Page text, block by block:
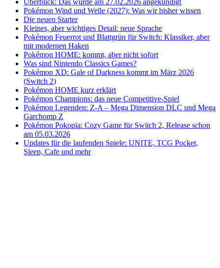
Pokémon Wind und Welle (2027): Was wir bisher wissen
Die neuen Starter
Kleines, aber wichtiges Detail: neue Sprache
Pokémon Feuerrot und Blattgrün für Switch: Klassiker, aber
mit modernen Haken
Pokémon HOME: kommt, aber nicht sofort
Was sind Nintendo Classics Games?
Pokémon XD: Gale of Darkness kommt im März 2026
(Switch 2)
Pokémon HOME kurz erklärt
Pokémon Champions: das neue Competitive-Spiel
Pokémon Legenden: Z-A – Mega Dimension DLC und Mega
Garchomp Z
Pokémon Pokopia: Cozy Game für Switch 2, Release schon
am 05.03.2026
Updates für die laufenden Spiele: UNITE, TCG Pocket,
Sleep, Cafe und mehr